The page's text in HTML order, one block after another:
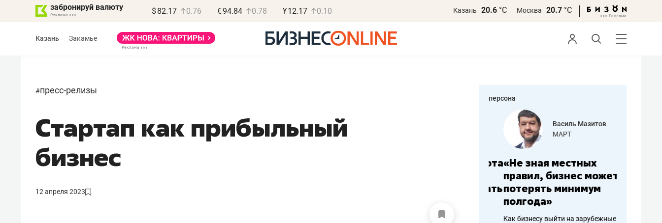
забронируй валюту $ 82.17 0.76 €94.84 0.78 ¥12.17 0.10 Казань 20.6 °С Москва 20.7 °С
Казань Закамье
#пресс-релизы
Стартап как прибыльный
бизнес
12 апреля 2023
персона
Василь Мазитов
МАРТ
«Не зная местных
Роман Ободец
«Готовые решения»
Наследница бизнеса по пошиву
Василь Мазитов
МАРТ
«Не зная местных
правил, бизнес может
потерять минимум
полгода»
Как бизнесу выйти на зарубежные